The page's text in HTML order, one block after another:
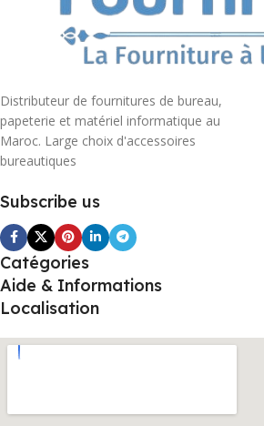
Distributeur de fournitures de bureau,
papeterie et matériel informatique au
Maroc. Large choix d'accessoires
bureautiques
Subscribe us
Catégories
Aide & Informations
Localisation